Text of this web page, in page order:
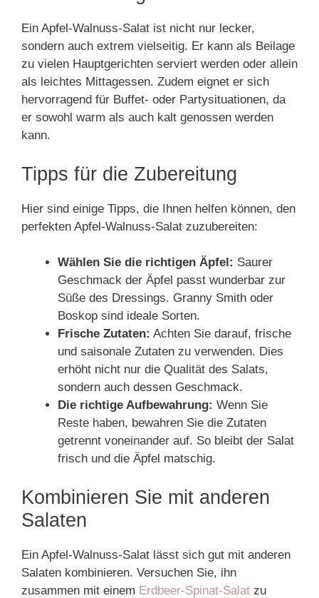
Ein Apfel-Walnuss-Salat ist nicht nur lecker,
sondern auch extrem vielseitig. Er kann als Beilage
zu vielen Hauptgerichten serviert werden oder allein
als leichtes Mittagessen. Zudem eignet er sich
hervorragend für Buffet- oder Partysituationen, da
er sowohl warm als auch kalt genossen werden
kann.
Tipps für die Zubereitung
Hier sind einige Tipps, die Ihnen helfen können, den
perfekten Apfel-Walnuss-Salat zuzubereiten:
Wählen Sie die richtigen Äpfel: Saurer
Geschmack der Äpfel passt wunderbar zur
Süße des Dressings. Granny Smith oder
Boskop sind ideale Sorten.
Frische Zutaten: Achten Sie darauf, frische
und saisonale Zutaten zu verwenden. Dies
erhöht nicht nur die Qualität des Salats,
sondern auch dessen Geschmack.
Die richtige Aufbewahrung: Wenn Sie
Reste haben, bewahren Sie die Zutaten
getrennt voneinander auf. So bleibt der Salat
frisch und die Äpfel matschig.
Kombinieren Sie mit anderen
Salaten
Ein Apfel-Walnuss-Salat lässt sich gut mit anderen
Salaten kombinieren. Versuchen Sie, ihn
zusammen mit einem Erdbeer-Spinat-Salat zu